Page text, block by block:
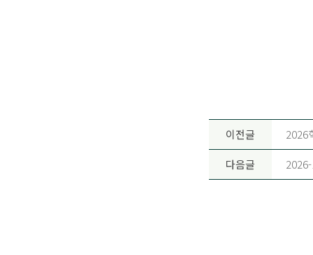
이전글 2026
다음글